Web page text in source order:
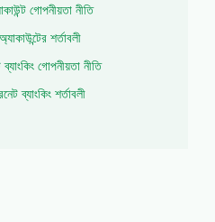
গোপনীয়তা নীতি
শর্তাবলী
গোপনীয়তা নীতি
ব্যাংকিং শর্তাবলী